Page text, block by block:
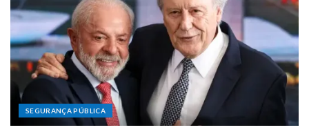
SEGURANÇA PÚBLICA